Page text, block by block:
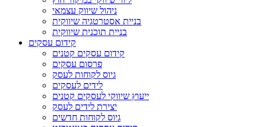
ניהול שיווק עצמאי
בניית אסטרטגיה שיווקית
בניית תוכנית שיווקית
קידום עסקים
קידום עסקים קטנים
פרסום עסקים
גיוס לקוחות לעסק
לידים לעסקים
ייעוץ שיווקי לעסקים קטנים
יצירת לידים לעסק
גיוס לקוחות חדשים